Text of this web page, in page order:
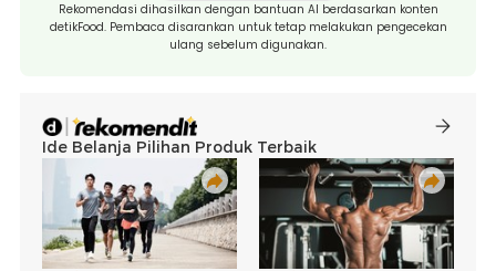
Rekomendasi dihasilkan dengan bantuan AI berdasarkan konten
detikFood. Pembaca disarankan untuk tetap melakukan pengecekan
ulang sebelum digunakan.